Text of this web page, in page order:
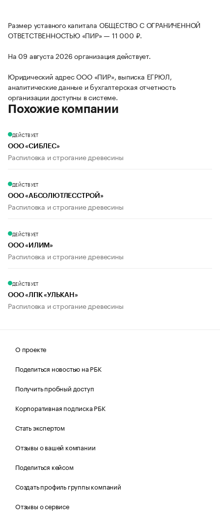
Размер уставного капитала ОБЩЕСТВО С ОГРАНИЧЕННОЙ
ОТВЕТСТВЕННОСТЬЮ «ПИР» — 11 000 ₽.
На 09 августа 2026 организация действует.
Юридический адрес ООО «ПИР», выписка ЕГРЮЛ,
аналитические данные и бухгалтерская отчетность
организации доступны в системе.
Похожие компании
ДЕЙСТВУЕТ
ООО «СИБЛЕС»
Распиловка и строгание древесины
ДЕЙСТВУЕТ
ООО «АБСОЛЮТЛЕССТРОЙ»
Распиловка и строгание древесины
ДЕЙСТВУЕТ
ООО «ИЛИМ»
Распиловка и строгание древесины
ДЕЙСТВУЕТ
ООО «ЛПК «УЛЬКАН»
Распиловка и строгание древесины
О проекте
Поделиться новостью на РБК
Получить пробный доступ
Корпоративная подписка РБК
Стать экспертом
Отзывы о вашей компании
Поделиться кейсом
Создать профиль группы компаний
Отзывы о сервисе